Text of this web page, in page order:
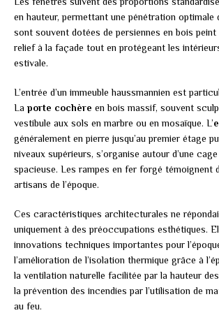
en hauteur, permettant une pénétration optimale
sont souvent dotées de persiennes en bois peint
relief à la façade tout en protégeant les
estivale.
L’entrée d’un immeuble haussmannien est
La porte cochère en bois massif, souvent
vestibule aux sols en marbre ou en mosaïque. L’
généralement en pierre jusqu’au premier étage
niveaux supérieurs, s’organise autour d’une
spacieuse. Les rampes en fer forgé témoignent
artisans de l’époque.
Ces caractéristiques architecturales ne
uniquement à des préoccupations esthétiques.
innovations techniques importantes pour
l’amélioration de l’isolation thermique grâce à
la ventilation naturelle facilitée par la hauteur
la prévention des incendies par l’utilisation de
au feu.